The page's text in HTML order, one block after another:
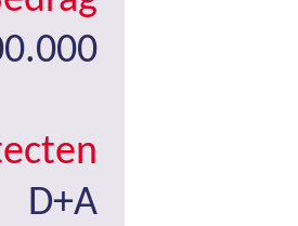
D+A